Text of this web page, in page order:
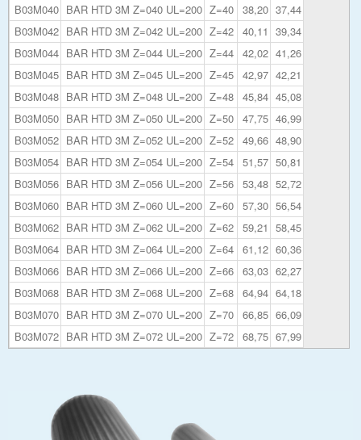
B03M040 BAR HTD 3M Z=040 UL=200 Z=40 38,20 37,44
B03M042 BAR HTD 3M Z=042 UL=200 Z=42 40,11 39,34
B03M044 BAR HTD 3M Z=044 UL=200 Z=44 42,02 41,26
B03M045 BAR HTD 3M Z=045 UL=200 Z=45 42,97 42,21
B03M048 BAR HTD 3M Z=048 UL=200 Z=48 45,84 45,08
B03M050 BAR HTD 3M Z=050 UL=200 Z=50 47,75 46,99
B03M052 BAR HTD 3M Z=052 UL=200 Z=52 49,66 48,90
B03M054 BAR HTD 3M Z=054 UL=200 Z=54 51,57 50,81
B03M056 BAR HTD 3M Z=056 UL=200 Z=56 53,48 52,72
B03M060 BAR HTD 3M Z=060 UL=200 Z=60 57,30 56,54
B03M062 BAR HTD 3M Z=062 UL=200 Z=62 59,21 58,45
B03M064 BAR HTD 3M Z=064 UL=200 Z=64 61,12 60,36
B03M066 BAR HTD 3M Z=066 UL=200 Z=66 63,03 62,27
B03M068 BAR HTD 3M Z=068 UL=200 Z=68 64,94 64,18
B03M070 BAR HTD 3M Z=070 UL=200 Z=70 66,85 66,09
B03M072 BAR HTD 3M Z=072 UL=200 Z=72 68,75 67,99